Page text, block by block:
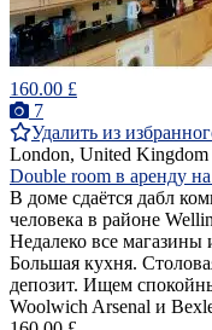
160.00 £
7
Удалить из
London, United Kingdom
Double room в аренду
В доме сдаётся дабл
человека в районе
Недалеко все
Большая кухня.
депозит. Ищем
Woolwich Arsenal и